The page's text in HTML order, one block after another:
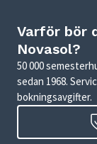
Varför bör
Novasol?
50 000
sedan 1968.
bokningsavgifter.